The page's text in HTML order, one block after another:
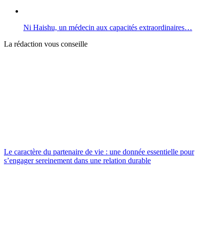
Ni Haishu, un médecin aux capacités extraordinaires…
La rédaction vous conseille
Le caractère du partenaire de vie : une donnée essentielle pour
s’engager sereinement dans une relation durable